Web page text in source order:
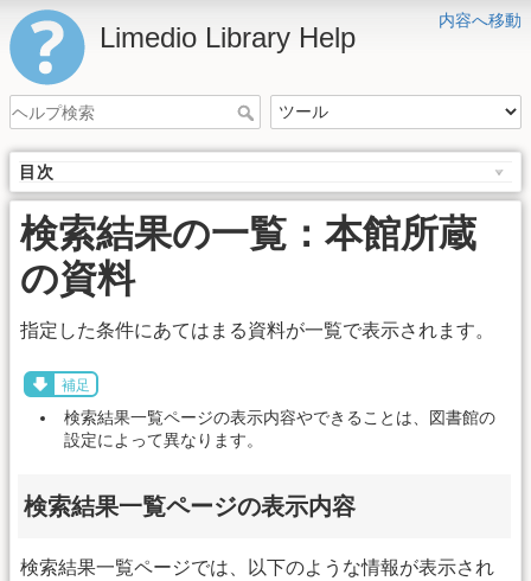
内容へ移動
Limedio Library Help
目次
検索結果の一覧：本館所蔵
の資料
指定した条件にあてはまる資料が一覧で表示されます。
補足
検索結果一覧ページの表示内容やできることは、図書館の
設定によって異なります。
検索結果一覧ページの表示内容
検索結果一覧ページでは、以下のような情報が表示され